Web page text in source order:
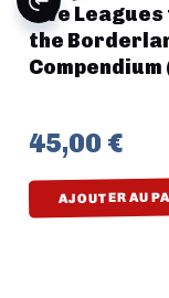
Five
the
Compendium
45,00 €
AJOUTER AU